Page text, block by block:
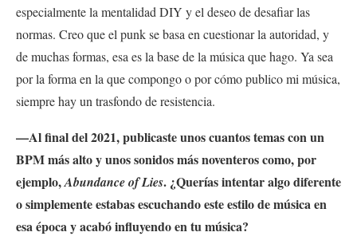
especialmente la mentalidad DIY y el deseo de desafiar las
normas. Creo que el punk se basa en cuestionar la autoridad, y
de muchas formas, esa es la base de la música que hago. Ya sea
por la forma en la que compongo o por cómo publico mi música,
siempre hay un trasfondo de resistencia.
—Al final del 2021, publicaste unos cuantos temas con un
BPM más alto y unos sonidos más noventeros como, por
ejemplo,Abundance of Lies. ¿Querías intentar algo diferente
o simplemente estabas escuchando este estilo de música en
esa época y acabó influyendo en tu música?